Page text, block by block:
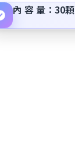
內 容 量：30顆